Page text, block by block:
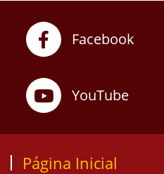
Facebook
YouTube
Página Inicial